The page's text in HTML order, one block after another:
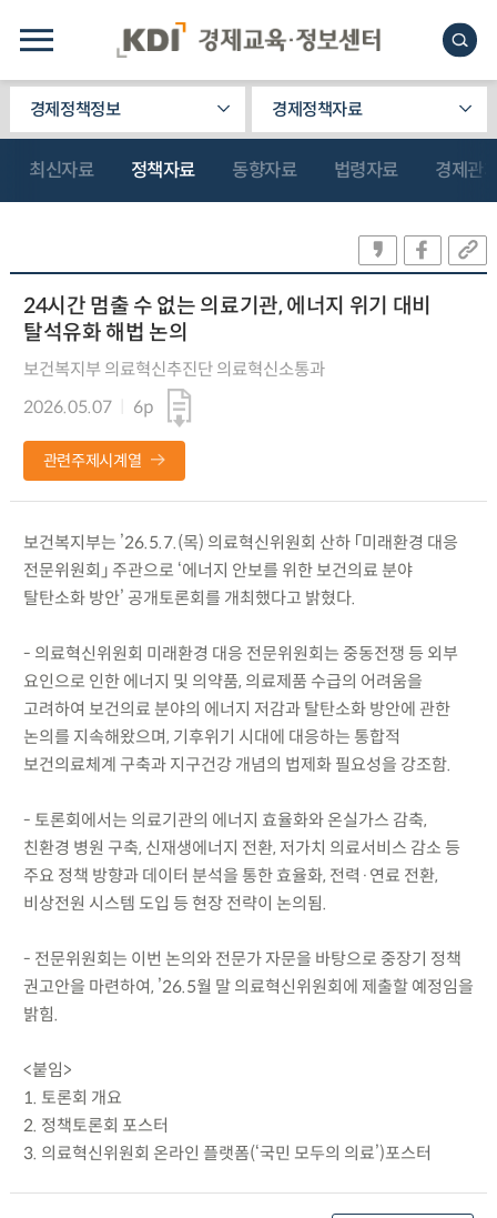
경제정책정보 경제정책자료
최신자료 정책자료 동향자료 법령자료 경제관
24시간 멈출 수 없는 의료기관, 에너지 위기 대비
탈석유화 해법 논의
보건복지부 의료혁신추진단 의료혁신소통과
2026.05.07
6p
관련주제시계열
보건복지부는 ’26.5.7.(목) 의료혁신위원회 산하 「미래환경 대응
전문위원회」 주관으로 ‘에너지 안보를 위한 보건의료 분야
탈탄소화 방안’ 공개토론회를 개최했다고 밝혔다.
- 의료혁신위원회 미래환경 대응 전문위원회는 중동전쟁 등 외부
요인으로 인한 에너지 및 의약품, 의료제품 수급의 어려움을
고려하여 보건의료 분야의 에너지 저감과 탈탄소화 방안에 관한
논의를 지속해왔으며, 기후위기 시대에 대응하는 통합적
보건의료체계 구축과 지구건강 개념의 법제화 필요성을 강조함.
- 토론회에서는 의료기관의 에너지 효율화와 온실가스 감축,
친환경 병원 구축, 신재생에너지 전환, 저가치 의료서비스 감소 등
주요 정책 방향과 데이터 분석을 통한 효율화, 전력·연료 전환,
비상전원 시스템 도입 등 현장 전략이 논의됨.
- 전문위원회는 이번 논의와 전문가 자문을 바탕으로 중장기 정책
권고안을 마련하여, ’26.5월 말 의료혁신위원회에 제출할 예정임을
밝힘.
<붙임>
1. 토론회 개요
2. 정책토론회 포스터
3. 의료혁신위원회 온라인 플랫폼(‘국민 모두의 의료’)포스터